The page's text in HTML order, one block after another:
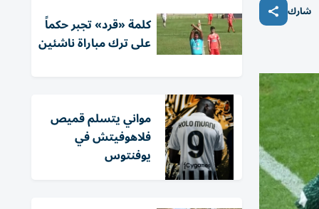
شارك
كلمة «قرد» تجبر حكماً
على ترك مباراة ناشئين
مواني يتسلم قميص
فلاهوفيتش في
يوفنتوس